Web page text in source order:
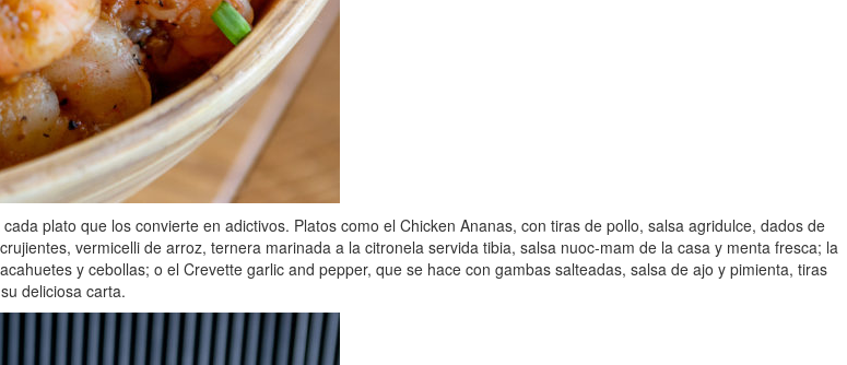
plato que los convierte en adictivos. Platos como el Chicken Ananas, con tiras de pollo, salsa agridulce, dados de
vermicelli de arroz, ternera marinada a la citronela servida tibia, salsa nuoc-mam de la casa y menta fresca; la
y cebollas; o el Crevette garlic and pepper, que se hace con gambas salteadas, salsa de ajo y pimienta, tiras
deliciosa carta.